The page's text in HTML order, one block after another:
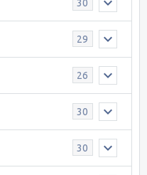
30
29
26
30
30